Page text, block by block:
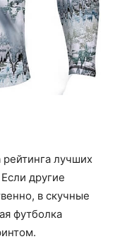
лучших
другие
в скучные
футболка